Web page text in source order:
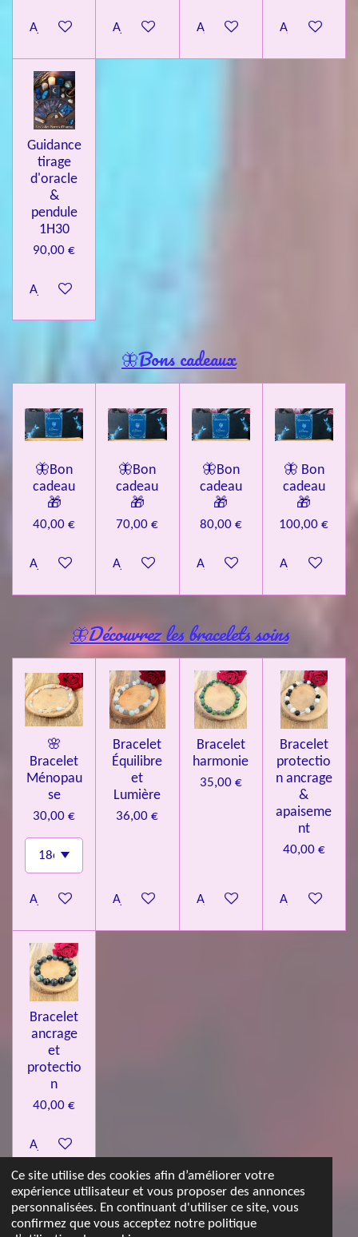
Ce site utilise des cookies afin d’améliorer votre
expérience utilisateur et vous proposer des annonces
personnalisées. En continuant d'utiliser ce site, vous
confirmez que vous acceptez notre politique
Ajouter au panierAjouter au panierAjouter au panierAjouter au
Guidance
tirage
d'oracle
&
pendule
1H30
90,00 €
Ajouter au panier
🦋Bons cadeaux
🦋Bon
cadeau
🎁
40,00 €
Ajouter au panier
🦋Bon
cadeau
🎁
70,00 €
Ajouter au panier
🦋Bon
cadeau
🎁
80,00 €
Ajouter au panier
🦋 Bon
cadeau
🎁
100,00 €
Ajouter au
🦋Découvrez les bracelets soins
🌸
Bracelet
Ménopau
se
30,00 €
Ajouter au panier
Bracelet
Équilibre
et
Lumière
36,00 €
Ajouter au panier
Bracelet
harmonie
35,00 €
Ajouter au panier
Bracelet
protectio
n ancrage
&
apaiseme
nt
40,00 €
Ajouter au
Bracelet
ancrage
et
protectio
n
40,00 €
Ajouter au panier
© 2023 - 2026 Les jolies pierres d'Emma
Propulsé par Webador